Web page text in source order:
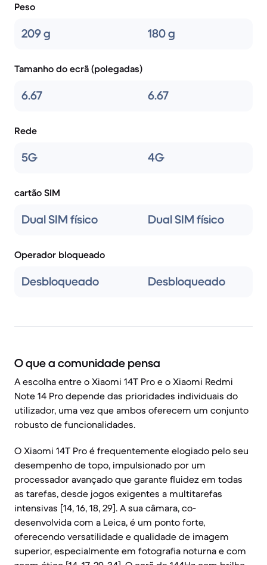
Peso
209 g 180 g
Tamanho do ecrã (polegadas)
6.67 6.67
Rede
5G 4G
cartão SIM
Dual SIM físico Dual SIM físico
Operador bloqueado
Desbloqueado Desbloqueado
O que a comunidade pensa
A escolha entre o Xiaomi 14T Pro e o Xiaomi Redmi
Note 14 Pro depende das prioridades individuais do
utilizador, uma vez que ambos oferecem um conjunto
robusto de funcionalidades.
O Xiaomi 14T Pro é frequentemente elogiado pelo seu
desempenho de topo, impulsionado por um
processador avançado que garante fluidez em todas
as tarefas, desde jogos exigentes a multitarefas
intensivas [14, 16, 18, 29]. A sua câmara, co-
desenvolvida com a Leica, é um ponto forte,
oferecendo versatilidade e qualidade de imagem
superior, especialmente em fotografia noturna e com